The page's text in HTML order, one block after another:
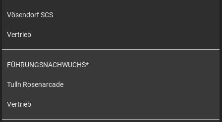
Vösendorf SCS
Vertrieb
FÜHRUNGSNACHWUCHS*
Tulln Rosenarcade
Vertrieb